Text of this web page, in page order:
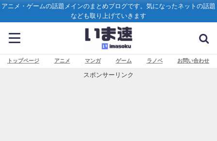
アニメ・ゲームの話題メインのまとめブログです。気になったネットの話題
なども取り上げていきます
トップページ アニメ マンガ ゲーム ラノベ お問い合わせ
スポンサーリンク